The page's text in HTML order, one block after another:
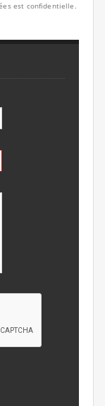
est confidentielle.